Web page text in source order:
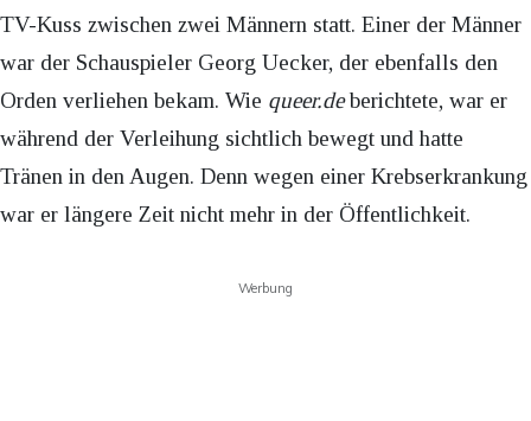
TV-Kuss zwischen zwei Männern statt. Einer der Männer
war der Schauspieler Georg Uecker, der ebenfalls den
Orden verliehen bekam. Wie queer.deberichtete, war er
während der Verleihung sichtlich bewegt und hatte
Tränen in den Augen. Denn wegen einer Krebserkrankung
war er längere Zeit nicht mehr in der Öffentlichkeit.
Werbung